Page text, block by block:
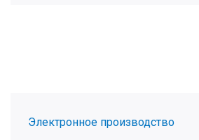
Электронное производство